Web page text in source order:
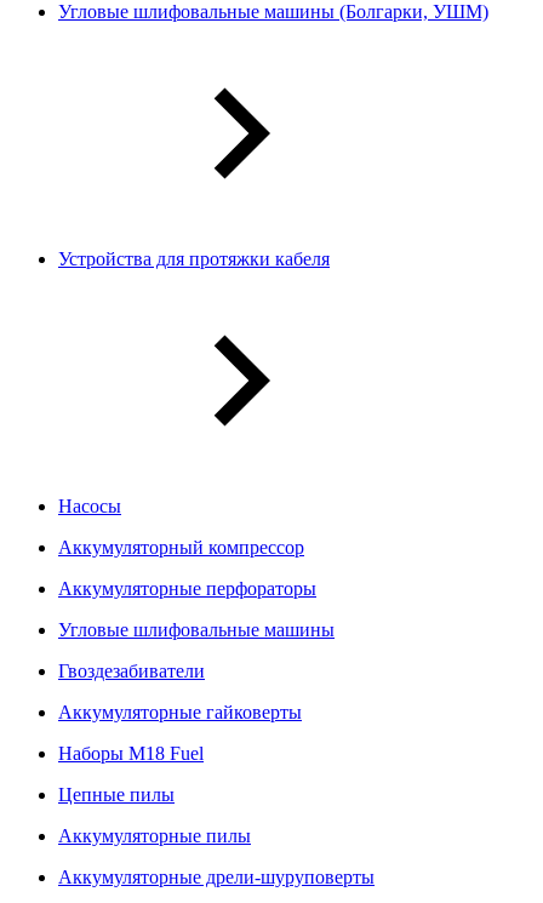
Угловые шлифовальные машины (Болгарки, УШМ)
Устройства для протяжки кабеля
Насосы
Аккумуляторный компрессор
Аккумуляторные перфораторы
Угловые шлифовальные машины
Гвоздезабиватели
Аккумуляторные гайковерты
Наборы M18 Fuel
Цепные пилы
Аккумуляторные пилы
Аккумуляторные дрели-шуруповерты